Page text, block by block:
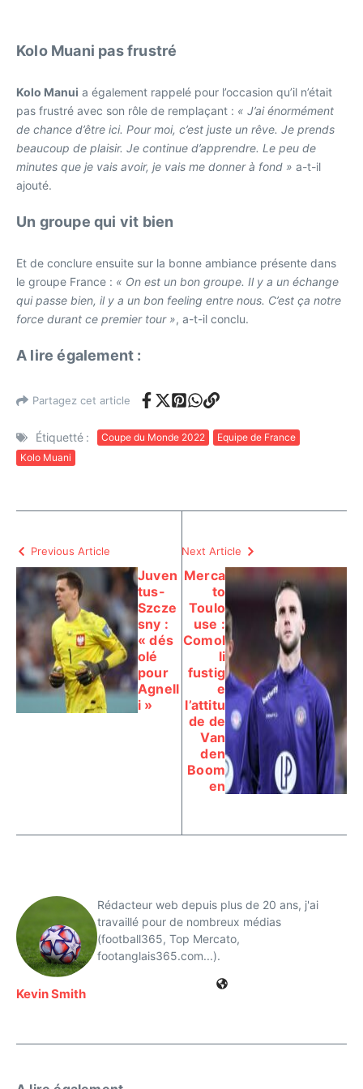
Kolo Muani pas frustré
Kolo Manui a également rappelé pour l’occasion qu’il n’était
pas frustré avec son rôle de remplaçant : « J’ai énormément
de chance d’être ici. Pour moi, c’est juste un rêve. Je prends
beaucoup de plaisir. Je continue d’apprendre. Le peu de
minutes que je vais avoir, je vais me donner à fond » a-t-il
ajouté.
Un groupe qui vit bien
Et de conclure ensuite sur la bonne ambiance présente dans
le groupe France : « On est un bon groupe. Il y a un échange
qui passe bien, il y a un bon feeling entre nous. C’est ça notre
force durant ce premier tour », a-t-il conclu.
A lire également :
Partagez cet article
Étiquetté : Coupe du Monde 2022
Equipe de France
Kolo Muani
Previous Article
Juven
tus-
Szcze
sny :
« dés
olé
pour
Agnell
i »
Next Article
Merca
to
Toulo
use :
Comol
li
fustig
e
l’attitu
de de
Van
den
Boom
en
Kevin Smith
Rédacteur web depuis plus de 20 ans, j'ai
travaillé pour de nombreux médias
(football365, Top Mercato,
footanglais365.com...).